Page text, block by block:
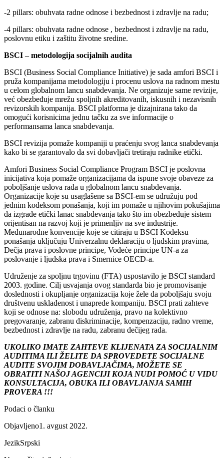
-2 pillars: obuhvata radne odnose i bezbednost i zdravlje na radu;
-4 pillars: obuhvata radne odnose , bezbednost i zdravlje na radu,
poslovnu etiku i zaštitu životne sredine.
BSCI – metodologija socijalnih audita
BSCI (Business Social Compliance Initiative) je sada amfori BSCI i
pruža kompanijama metodologiju i procenu uslova na radnom mestu
u celom globalnom lancu snabdevanja. Ne organizuje same revizije,
već obezbeđuje mrežu spoljnih akreditovanih, iskusnih i nezavisnih
revizorskih kompanija. BSCI platforma je dizajnirana tako da
omogući korisnicima jednu tačku za sve informacije o
performansama lanca snabdevanja.
BSCI revizija pomaže kompaniji u praćenju svog lanca snabdevanja
kako bi se garantovalo da svi dobavljači tretiraju radnike etički.
Amfori Business Social Compliance Program BSCI je poslovna
inicijativa koja pomaže organizacijama da ispune svoje obaveze za
poboljšanje uslova rada u globalnom lancu snabdevanja.
Organizacije koje su usaglašene sa BSCI-em se udružuju pod
jednim kodeksom ponašanja, koji im pomaže u njihovim pokušajima
da izgrade etički lanac snabdevanja tako što im obezbeđuje sistem
orijentisan na razvoj koji je primenljiv na sve industrije.
Međunarodne konvencije koje se citiraju u BSCI Kodeksu
ponašanja uključuju Univerzalnu deklaraciju o ljudskim pravima,
Dečja prava i poslovne principe, Vodeće principe UN-a za
poslovanje i ljudska prava i Smernice OECD-a.
Udruženje za spoljnu trgovinu (FTA) uspostavilo je BSCI standard
2003. godine. Cilj usvajanja ovog standarda bio je promovisanje
doslednosti i okupljanje organizacija koje žele da poboljšaju svoju
društvenu usklađenost i unaprede kompaniju. BSCI prati zahteve
koji se odnose na: slobodu udruženja, pravo na kolektivno
pregovaranje, zabranu diskriminacije, kompenzaciju, radno vreme,
bezbednost i zdravlje na radu, zabranu dečijeg rada.
UKOLIKO IMATE ZAHTEVE KLIJENATA ZA SOCIJALNIM
AUDITIMA ILI ŽELITE DA SPROVEDETE SOCIJALNE
AUDITE SVOJIM DOBAVLJAČIMA, MOŽETE SE
OBRATITI NAŠOJ AGENCIJI KOJA NUDI POMOĆ U VIDU
KONSULTACIJA, OBUKA ILI OBAVLJANJA SAMIH
PROVERA !!!
Podaci o članku
Objavljeno1. avgust 2022.
JezikSrpski